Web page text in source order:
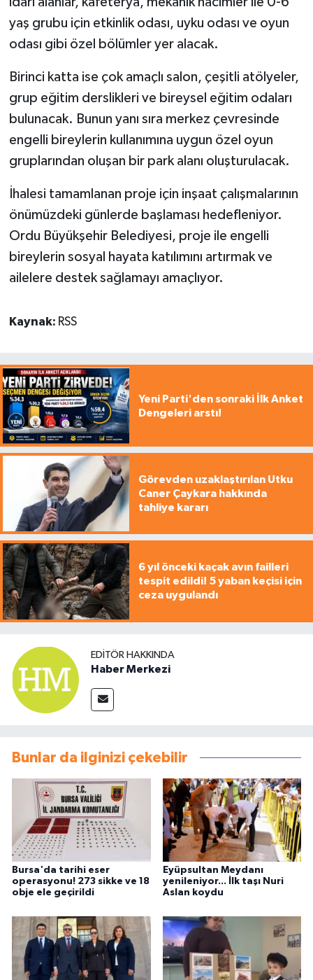
yaş grubu için etkinlik odası, uyku odası ve oyun
odası gibi özel bölümler yer alacak.
Birinci katta ise çok amaçlı salon, çeşitli atölyeler,
grup eğitim derslikleri ve bireysel eğitim odaları
bulunacak. Bunun yanı sıra merkez çevresinde
engelli bireylerin kullanımına uygun özel oyun
gruplarından oluşan bir park alanı oluşturulacak.
İhalesi tamamlanan proje için inşaat çalışmalarının
önümüzdeki günlerde başlaması hedefleniyor.
Ordu Büyükşehir Belediyesi, proje ile engelli
bireylerin sosyal hayata katılımını artırmak ve
ailelere destek sağlamayı amaçlıyor.
Kaynak: RSS
Yeni Parti'den sonraki İlk Anket
Dengeleri arstı!
Görevden uzaklaştırılan Utku
Caner Çaykara hakkında
tahliye kararı
6 yıl önceki kaçak avın failleri
tespit edildi! 5 yaban keçisi için
ceza uygulandı
EDITÖR HAKKINDA
Haber Merkezi
Bunlar da ilginizi çekebilir
Bursa'da tarihi eser
operasyonu! 273 sikke ve 18
obje ele geçirildi
Eyüpsultan Meydanı
yenileniyor... İlk taşı Nuri
Aslan koydu